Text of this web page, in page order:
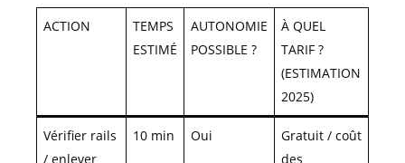
ACTION
TEMPS
ESTIMÉ
AUTONOMIE
POSSIBLE ?
À QUEL
TARIF ?
(ESTIMATION
2025)
Vérifier rails
/ enlever
10 min Oui
Gratuit / coût
des